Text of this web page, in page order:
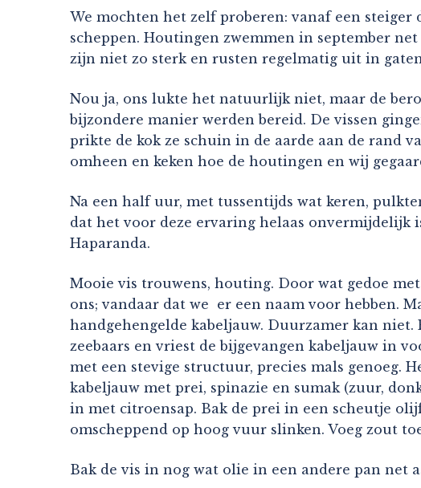
We mochten het zelf proberen: vanaf een
scheppen. Houtingen zwemmen in september
zijn niet zo sterk en rusten regelmatig uit in
Nou ja, ons lukte het natuurlijk niet, maar de
bijzondere manier werden bereid. De vissen
prikte de kok ze schuin in de aarde aan de rand
omheen en keken hoe de houtingen en wij
Na een half uur, met tussentijds wat keren,
dat het voor deze ervaring helaas onvermijdelijk
Haparanda.
Mooie vis trouwens, houting. Door wat gedoe
ons; vandaar dat we er een naam voor hebben.
handgehengelde kabeljauw. Duurzamer kan niet.
zeebaars en vriest de bijgevangen kabeljauw in
met een stevige structuur, precies mals genoeg.
kabeljauw met prei, spinazie en sumak (zuur,
in met citroensap. Bak de prei in een scheutje
omscheppend op hoog vuur slinken. Voeg zout
Bak de vis in nog wat olie in een andere pan net